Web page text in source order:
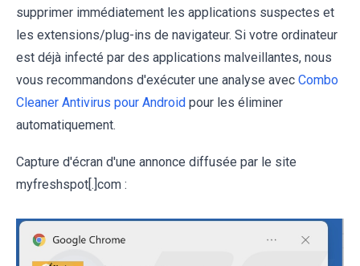
supprimer immédiatement les applications suspectes et
les extensions/plug-ins de navigateur. Si votre ordinateur
est déjà infecté par des applications malveillantes, nous
vous recommandons d'exécuter une analyse avec Combo
Cleaner Antivirus pour Android pour les éliminer
automatiquement.
Capture d'écran d'une annonce diffusée par le site
myfreshspot[.]com :